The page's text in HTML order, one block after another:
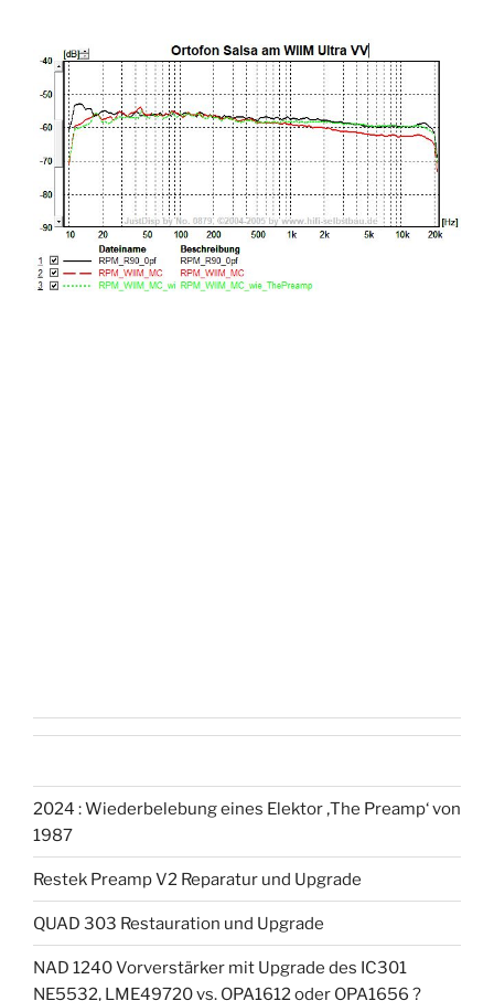
2024 : Wiederbelebung eines Elektor ‚The Preamp‘ von
1987
Restek Preamp V2 Reparatur und Upgrade
QUAD 303 Restauration und Upgrade
NAD 1240 Vorverstärker mit Upgrade des IC301
NE5532, LME49720 vs. OPA1612 oder OPA1656 ?